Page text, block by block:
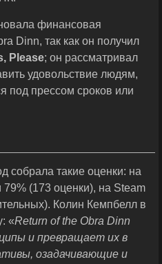
финансовая
Dinn, так как он получил
, Please; он рассматривал
удовольствие людям,
под прессом сроков или
собрала такие оценки: на
(173 оценки), на Steam
Колин Кемпбелл в
«Return of the Obra Dinn
и превращает их в
озадачивающие и